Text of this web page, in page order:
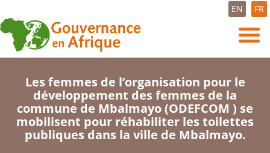
EN FR
Les femmes de l’organisation pour le
développement des femmes de la
commune de Mbalmayo (ODEFCOM ) se
mobilisent pour réhabiliter les toilettes
publiques dans la ville de Mbalmayo.